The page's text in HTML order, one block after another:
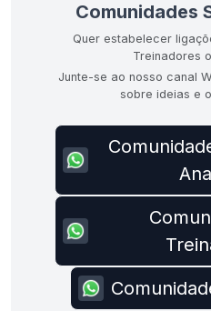
Comunidades
Quer estabelecer
Treinadores
Junte-se ao nosso canal
sobre ideias e